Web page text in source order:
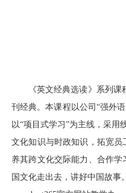
《英文经典选读》系列
刊经典。本课程以公司“强外
以“项目式学习”为主线，采
文化知识与时政知识，拓宽
养其跨文化交际能力、合作
国文化走出去，讲好中国故事。